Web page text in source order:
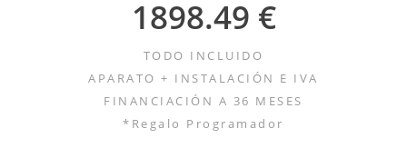
1898.49 €
TODO INCLUIDO
APARATO + INSTALACIÓN E IVA
FINANCIACIÓN A 36 MESES
*Regalo Programador